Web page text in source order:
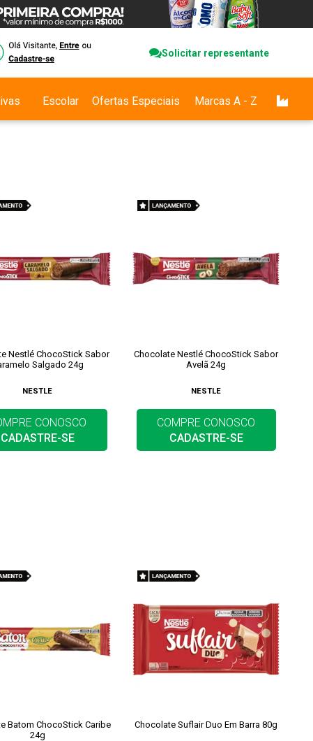
Solicitar representante
Escolar Ofertas Especiais Marcas A - Z
Nestlé ChocoStick Sabor
Salgado 24g
NESTLE
CONOSCO
CADASTRE-SE
Chocolate Nestlé ChocoStick Sabor
Avelã 24g
NESTLE
COMPRE CONOSCO
CADASTRE-SE
Batom ChocoStick Caribe
24g
Chocolate Suflair Duo Em Barra 80g